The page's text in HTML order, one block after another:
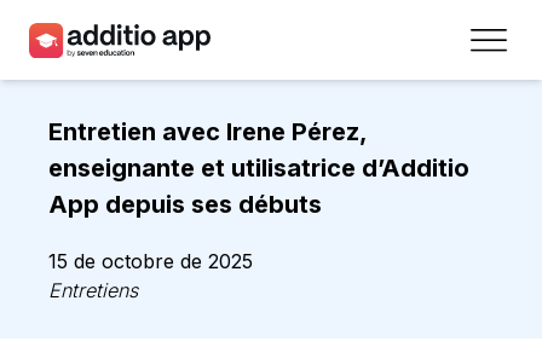
Établissements
Ressources
Prix
Entretien avec Irene Pérez,
enseignante et utilisatrice d’Additio
App depuis ses débuts
15 de octobre de 2025
Entretiens